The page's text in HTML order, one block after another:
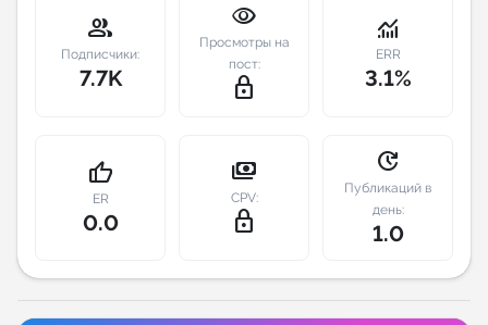
New
Индивидуальное сопровождение
group
Подписчики:
7.7K
visibility
Просмотры на
пост:
lock_outline
monitoring
ERR
3.1%
thumb_up
ER
0.0
payments
CPV:
lock_outline
update
Публикаций в
день:
1.0